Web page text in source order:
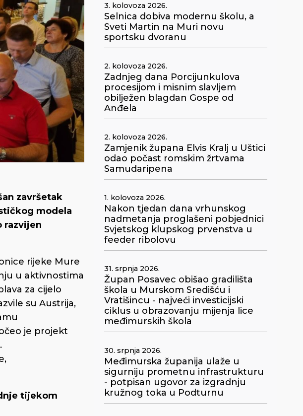
završetak
modela
razvijen
rijeke Mure
u aktivnostima
za cijelo
su Austrija,
je projekt
tijekom
3. kolovoza 2026.
Selnica dobiva modernu školu, a
Sveti Martin na Muri novu
sportsku dvoranu
2. kolovoza 2026.
Zadnjeg dana Porcijunkulova
procesijom i misnim slavljem
obilježen blagdan Gospe od
Anđela
2. kolovoza 2026.
Zamjenik župana Elvis Kralj u Uštici
odao počast romskim žrtvama
Samudaripena
1. kolovoza 2026.
Nakon tjedan dana vrhunskog
nadmetanja proglašeni pobjednici
Svjetskog klupskog prvenstva u
feeder ribolovu
31. srpnja 2026.
Župan Posavec obišao gradilišta
škola u Murskom Središću i
Vratišincu - najveći investicijski
ciklus u obrazovanju mijenja lice
međimurskih škola
30. srpnja 2026.
Međimurska županija ulaže u
sigurniju prometnu infrastrukturu
- potpisan ugovor za izgradnju
kružnog toka u Podturnu